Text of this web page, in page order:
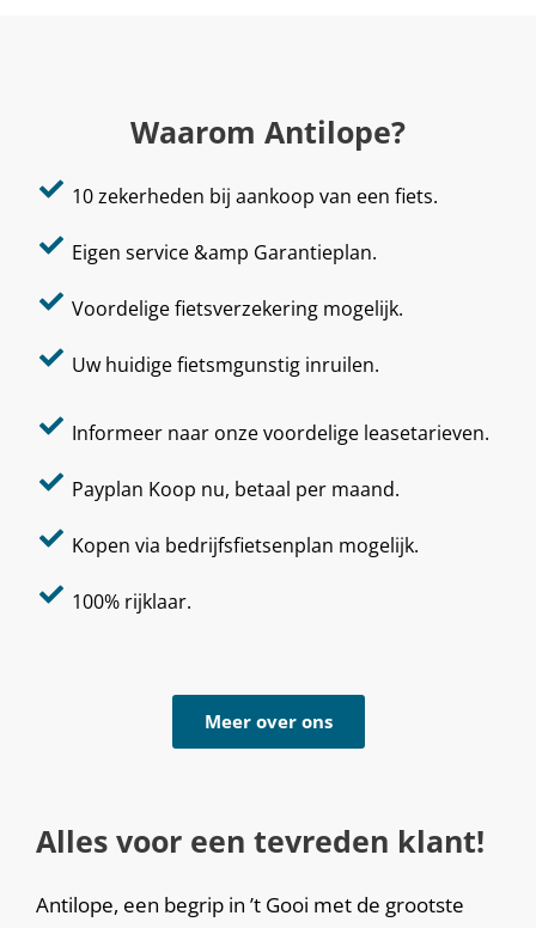
Waarom Antilope?
10 zekerheden bij aankoop van een fiets.
Eigen service &amp Garantieplan.
Voordelige fietsverzekering mogelijk.
Uw huidige fietsmgunstig inruilen.
Informeer naar onze voordelige leasetarieven.
Payplan Koop nu, betaal per maand.
Kopen via bedrijfsfietsenplan mogelijk.
100% rijklaar.
Meer over ons
Alles voor een tevreden klant!
Antilope, een begrip in ’t Gooi met de grootste